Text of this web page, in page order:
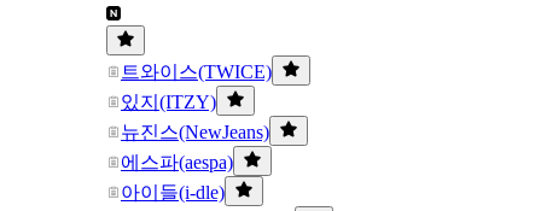
트와이스(TWICE)
있지(ITZY)
뉴진스(NewJeans)
에스파(aespa)
아이들(i-dle)